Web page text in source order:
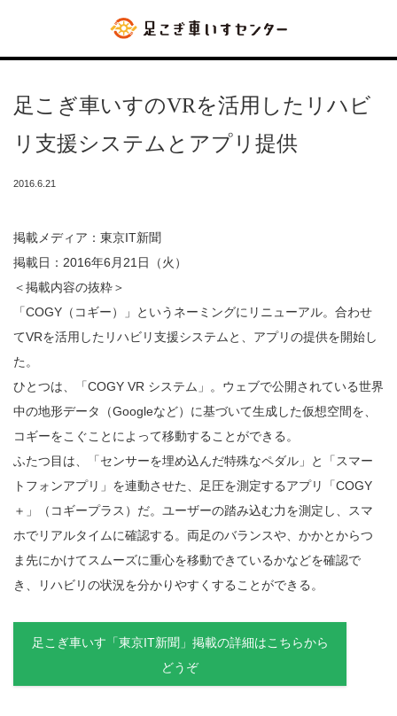
足こぎ車いすのVRを活用したリハビ
リ支援システムとアプリ提供
2016.6.21
掲載メディア：東京IT新聞
掲載日：2016年6月21日（火）
＜掲載内容の抜粋＞
「COGY（コギー）」というネーミングにリニューアル。合わせ
てVRを活用したリハビリ支援システムと、アプリの提供を開始し
た。
ひとつは、「COGY VR システム」。ウェブで公開されている世界
中の地形データ（Googleなど）に基づいて生成した仮想空間を、
コギーをこぐことによって移動することができる。
ふたつ目は、「センサーを埋め込んだ特殊なペダル」と「スマー
トフォンアプリ」を連動させた、足圧を測定するアプリ「COGY
＋」（コギープラス）だ。ユーザーの踏み込む力を測定し、スマ
ホでリアルタイムに確認する。両足のバランスや、かかとからつ
ま先にかけてスムーズに重心を移動できているかなどを確認で
き、リハビリの状況を分かりやすくすることができる。
足こぎ車いす「東京IT新聞」掲載の詳細はこちらから
どうぞ